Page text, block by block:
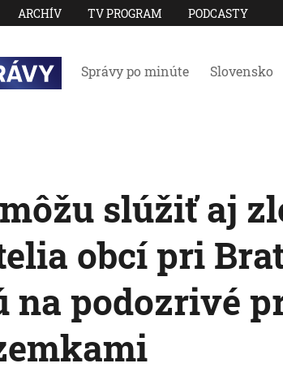
ARCHÍV TV PROGRAM PODCASTY
Správy po minúte Slovensko
slúžiť aj
obcí pri
na podozrivé